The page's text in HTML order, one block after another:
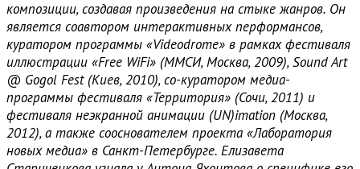
композиции, создавая произведения на стыке жанров. Он
является соавтором интерактивных перформансов,
куратором программы «Videodrome» в рамках фестиваля
иллюстрации «Free WiFi» (ММСИ, Москва, 2009), Sound Art
@ Gogol Fest (Киев, 2010), со-куратором медиа-
программы фестиваля «Территория» (Сочи, 2011) и
фестиваля неэкранной анимации (UN)imation (Москва,
2012), а также сооснователем проекта «Лаборатория
новых медиа» в Санкт-Петербурге. Елизавета